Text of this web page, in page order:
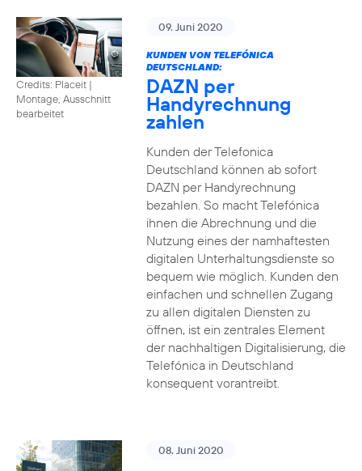
Credits: Placeit |
Montage, Ausschnitt
bearbeitet
09. Juni 2020
KUNDEN VON TELEFÓNICA
DEUTSCHLAND:
DAZN per
Handyrechnung
zahlen
Kunden der Telefonica
Deutschland können ab sofort
DAZN per Handyrechnung
bezahlen. So macht Telefónica
ihnen die Abrechnung und die
Nutzung eines der namhaftesten
digitalen Unterhaltungsdienste so
bequem wie möglich. Kunden den
einfachen und schnellen Zugang
zu allen digitalen Diensten zu
öffnen, ist ein zentrales Element
der nachhaltigen Digitalisierung, die
Telefónica in Deutschland
konsequent vorantreibt.
08. Juni 2020